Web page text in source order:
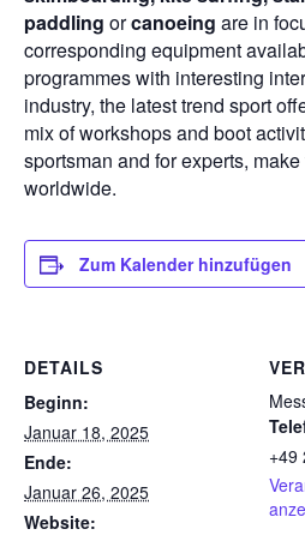
paddling orcanoeing are in
corresponding equipment
programmes with interesting
industry, the latest trend sport
mix of workshops and boot
sportsman and for experts,
worldwide.
Zum Kalender hinzufügen
DETAILS
Beginn:
Januar 18, 2025
Ende:
Januar 26, 2025
Website:
+49